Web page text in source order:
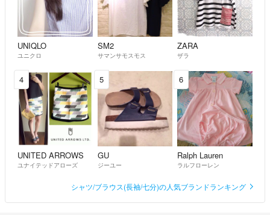
UNIQLO
ユニクロ
SM2
サマンサモスモス
ZARA
ザラ
4
UNITED ARROWS
ユナイテッドアローズ
5
GU
ジーユー
6
Ralph Lauren
ラルフローレン
シャツ/ブラウス(長袖/七分)の人気ブランドランキング